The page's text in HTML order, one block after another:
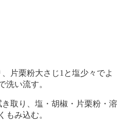
片栗粉大さじ1と塩少々でよ
洗い流す。
取り、塩・胡椒・片栗粉・溶
もみ込む。